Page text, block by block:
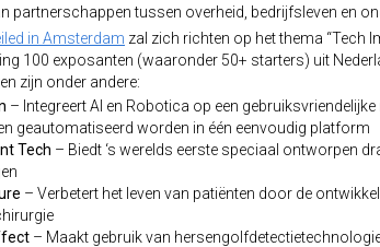
partnerschappen tussen overheid, bedrijfsleven en
in Amsterdam zal zich richten op het thema “Tech
100 exposanten (waaronder 50+ starters) uit
zijn onder andere:
– Integreert AI en Robotica op een
geautomatiseerd worden in één eenvoudig platform
Tech – Biedt ‘s werelds eerste speciaal ontworpen
– Verbetert het leven van patiënten door de
– Maakt gebruik van